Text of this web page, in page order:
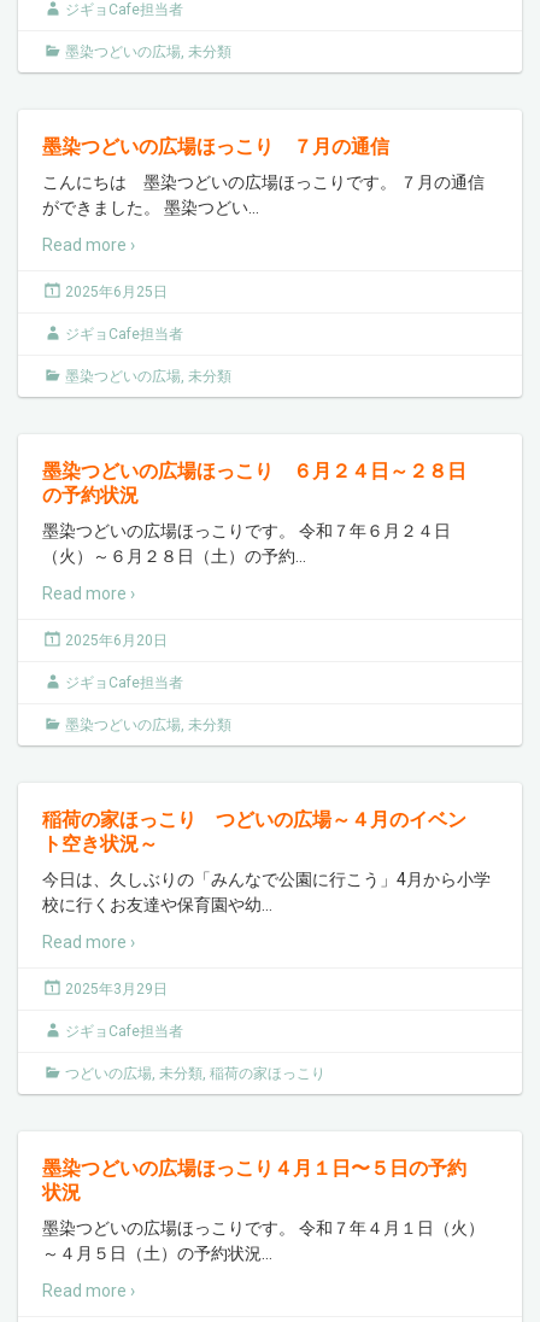
ジギョCafe担当者
墨染つどいの広場, 未分類
墨染つどいの広場ほっこり ７月の通信
こんにちは 墨染つどいの広場ほっこりです。 ７月の通信
ができました。 墨染つどい
Read more ›
2025年6月25日
ジギョCafe担当者
墨染つどいの広場, 未分類
墨染つどいの広場ほっこり ６月２４日～２８日
の予約状況
墨染つどいの広場ほっこりです。 令和７年６月２４日
（火）～６月２８日（土）の予約
Read more ›
2025年6月20日
ジギョCafe担当者
墨染つどいの広場, 未分類
稲荷の家ほっこり つどいの広場～４月のイベン
ト空き状況～
今日は、久しぶりの「みんなで公園に行こう」4月から小学
校に行くお友達や保育園や幼
Read more ›
2025年3月29日
ジギョCafe担当者
つどいの広場, 未分類, 稲荷の家ほっこり
墨染つどいの広場ほっこり４月１日〜５日の予約
状況
墨染つどいの広場ほっこりです。 令和７年４月１日（火）
～４月５日（土）の予約状況
Read more ›